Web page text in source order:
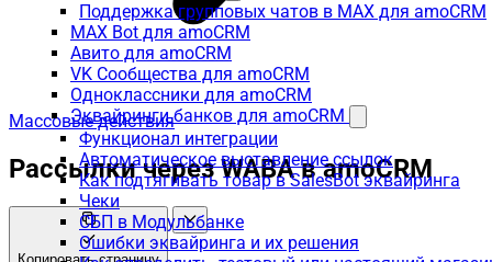
Поддержка групповых чатов в MAX для amoCRM
MAX Bot для amoCRM
Авито для amoCRM
VK Сообщества для amoCRM
Одноклассники для amoCRM
Эквайринги банков для amoCRM
Функционал интеграции
Автоматическое выставление ссылок
Как подтягивать товар в SalesBot эквайринга
Чеки
СБП в Модульбанке
Ошибки эквайринга и их решения
Массовые действия
Рассылки через WABA в amoCRM